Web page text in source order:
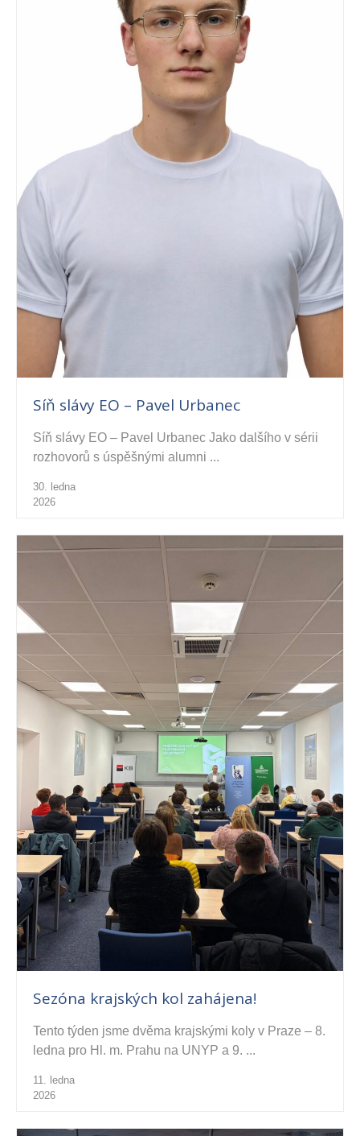
Síň slávy EO – Pavel Urbanec
Síň slávy EO – Pavel Urbanec Jako dalšího v sérii
rozhovorů s úspěšnými alumni ...
30. ledna
2026
Sezóna krajských kol zahájena!
Tento týden jsme dvěma krajskými koly v Praze – 8.
ledna pro Hl. m. Prahu na UNYP a 9. ...
11. ledna
2026